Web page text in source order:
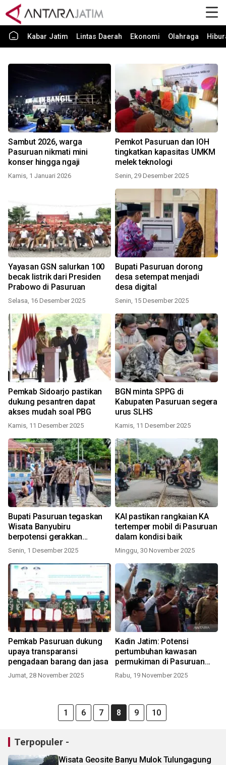
Kabar Jatim Lintas Daerah Ekonomi Olahraga
Sambut 2026, warga
Pasuruan nikmati mini
konser hingga ngaji
Kamis, 1 Januari 2026
Pemkot Pasuruan dan IOH
tingkatkan kapasitas UMKM
melek teknologi
Senin, 29 Desember 2025
Yayasan GSN salurkan 100
becak listrik dari Presiden
Prabowo di Pasuruan
Selasa, 16 Desember 2025
Bupati Pasuruan dorong
desa setempat menjadi
desa digital
Senin, 15 Desember 2025
Pemkab Sidoarjo pastikan
dukung pesantren dapat
akses mudah soal PBG
Kamis, 11 Desember 2025
BGN minta SPPG di
Kabupaten Pasuruan segera
urus SLHS
Kamis, 11 Desember 2025
Bupati Pasuruan tegaskan
Wisata Banyubiru
berpotensi gerakkan
ekonomi
Senin, 1 Desember 2025
KAI pastikan rangkaian KA
tertemper mobil di Pasuruan
dalam kondisi baik
Minggu, 30 November 2025
Pemkab Pasuruan dukung
upaya transparansi
pengadaan barang dan jasa
Jumat, 28 November 2025
Kadin Jatim: Potensi
pertumbuhan kawasan
permukiman di Pasuruan
meningkat
Rabu, 19 November 2025
1 6 7 8 9 10
Terpopuler -
Wisata Geosite Banyu Mulok Tulungagung